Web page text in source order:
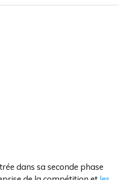
dans sa seconde phase